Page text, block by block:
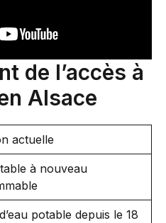
de l’accès à
Alsace
actuelle
à nouveau
potable depuis le 18